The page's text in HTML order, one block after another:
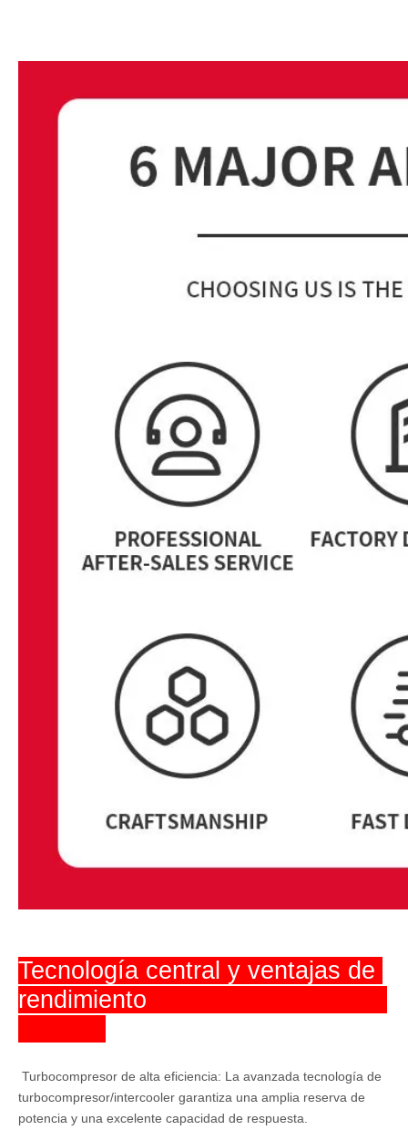
Tecnología central y ventajas de
rendimiento
Turbocompresor de alta eficiencia: La avanzada tecnología de
turbocompresor/intercooler garantiza una amplia reserva de
potencia y una excelente capacidad de respuesta.